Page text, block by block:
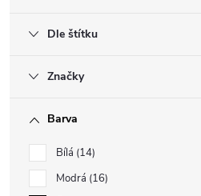
Dle štítku
Značky
Barva
Bílá 14
Modrá 16